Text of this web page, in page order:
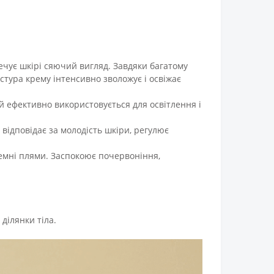
шкірі сяючий вигляд. Завдяки багатому
крему інтенсивно зволожує і освіжає
використовується для освітлення і
за молодість шкіри, регулює
плями. Заспокоює почервоніння,
тіла.